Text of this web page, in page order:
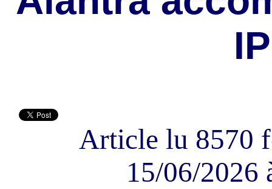
Article lu 8570
15/06/2026